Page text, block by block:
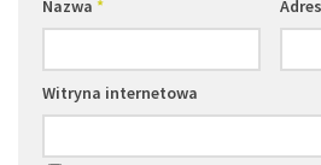
Nazwa *
Witryna internetowa